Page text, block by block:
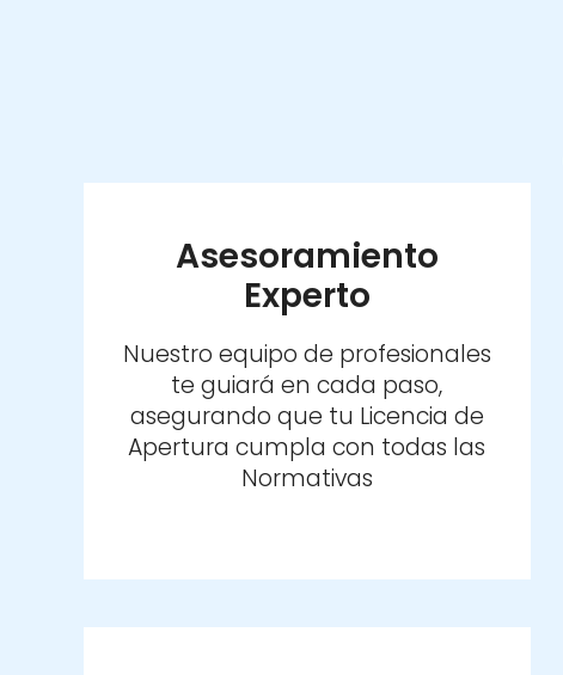
Asesoramiento
Experto
Nuestro equipo de profesionales
te guiará en cada paso,
asegurando que tu Licencia de
Apertura cumpla con todas las
Normativas